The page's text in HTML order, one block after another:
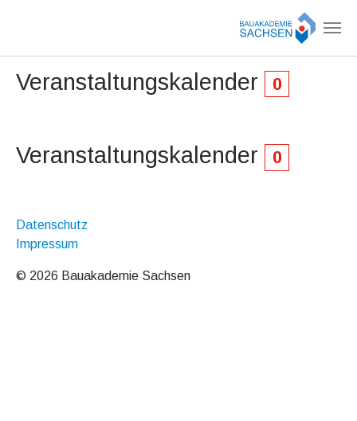
Veranstaltungskalender 0
Veranstaltungskalender 0
Datenschutz
Impressum
© 2026 Bauakademie Sachsen